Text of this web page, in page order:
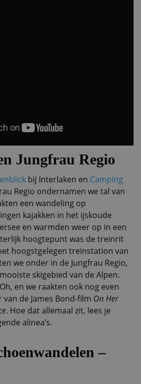
Jungfrau Regio
bij Interlaken en Camping
Regio ondernamen we tal van
een wandeling op
kajakken in het ijskoude
en warmden weer op in een
hoogtepunt was de treinrit
hoogstgelegen treinstation van
we onder in de Jungfrau Regio,
skigebied van de Alpen.
en we raakten ook nog even
de James Bond-film On Her
. Hoe dat allemaal zit, lees je
alinea’s.
–